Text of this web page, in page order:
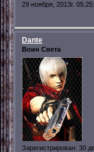
29 ноября, 2013г.
Dante
Воин Света
Зарегистрирован: 30